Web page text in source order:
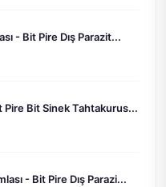
- Bit Pire Dış Parazit...
Pire Bit Sinek Tahtakurus...
- Bit Pire Dış Parazi...